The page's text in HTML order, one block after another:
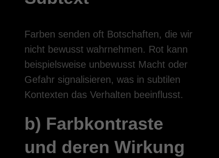
Farben senden oft Botschaften, die wir
nicht bewusst wahrnehmen. Rot kann
beispielsweise unbewusst Macht oder
Gefahr signalisieren, was in subtilen
Kontexten das Verhalten beeinflusst.
b) Farbkontraste
und deren Wirkung